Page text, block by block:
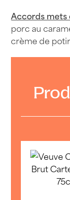
Accords mets
porc au
crème de